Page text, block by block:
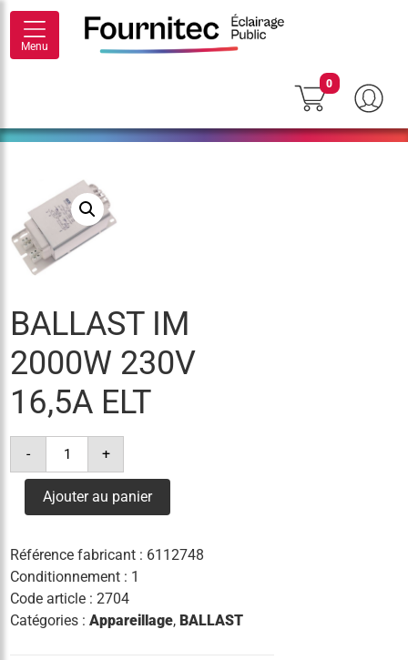
Menu
0
BALLAST IM
2000W 230V
16,5A ELT
-
quantité
ballast
2000w
230v
+
Ajouter au panier
Référence fabricant : 6112748
Conditionnement : 1
Code article :2704
Catégories :Appareillage,BALLAST